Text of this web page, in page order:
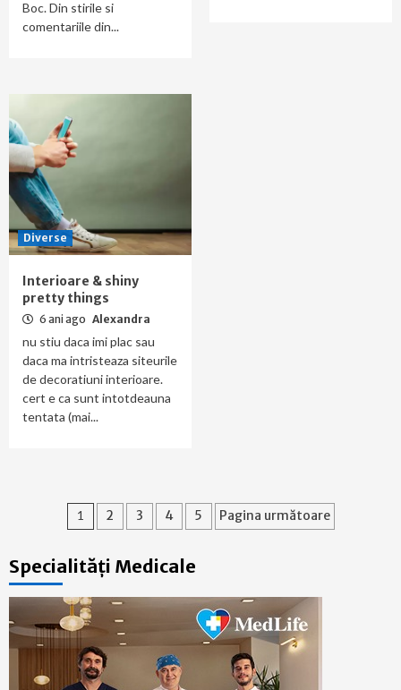
Boc. Din stirile si
comentariile din...
Diverse
Interioare & shiny
pretty things
6 ani ago Alexandra
nu stiu daca imi plac sau
daca ma intristeaza siteurile
de decoratiuni interioare.
cert e ca sunt intotdeauna
tentata (mai...
Paginație
1 2 3 4 5 Pagina următoare
Specialități Medicale